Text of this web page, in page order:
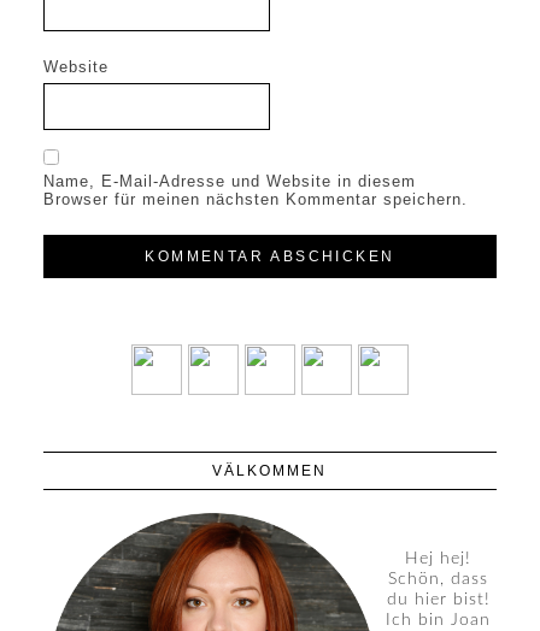
Website
Name, E-Mail-Adresse und Website in diesem
Browser für meinen nächsten Kommentar speichern.
VÄLKOMMEN
Hej hej!
Schön, dass
du hier bist!
Ich bin Joan